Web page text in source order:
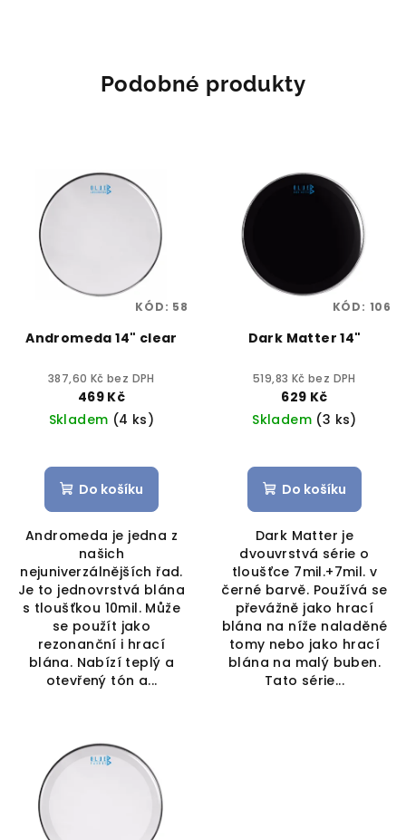
Podobné produkty
Andromeda 14" clear
387,60 Kč bez DPH
469 Kč
Skladem (4 ks)
Do košíku
Andromeda je jedna z
našich
nejuniverzálnějších řad.
Je to jednovrstvá blána
s tloušťkou 10mil. Může
se použít jako
rezonanční i hrací
blána. Nabízí teplý a
otevřený tón a...
KÓD: 58
Dark Matter 14"
519,83 Kč bez DPH
629 Kč
Skladem (3 ks)
Do košíku
Dark Matter je
dvouvrstvá série o
tloušťce 7mil.+7mil. v
černé barvě. Používá se
převážně jako hrací
blána na níže naladěné
tomy nebo jako hrací
blána na malý buben.
Tato série...
KÓD: 106